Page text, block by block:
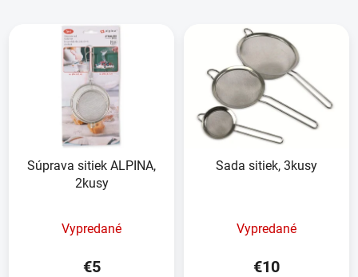
Súprava sitiek ALPINA,
2kusy
Vypredané
€5
Sada sitiek, 3kusy
Vypredané
€10